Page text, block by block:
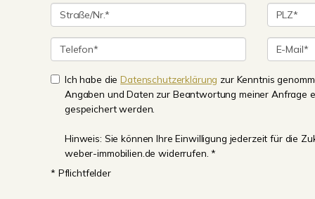
Ich habe dieDatenschutzerklärung zur Kenntnis
Angaben und Daten zur Beantwortung meiner Anfrage
gespeichert werden.
Hinweis: Sie können Ihre Einwilligung jederzeit für die
weber-immobilien.de widerrufen. *
* Pflichtfelder